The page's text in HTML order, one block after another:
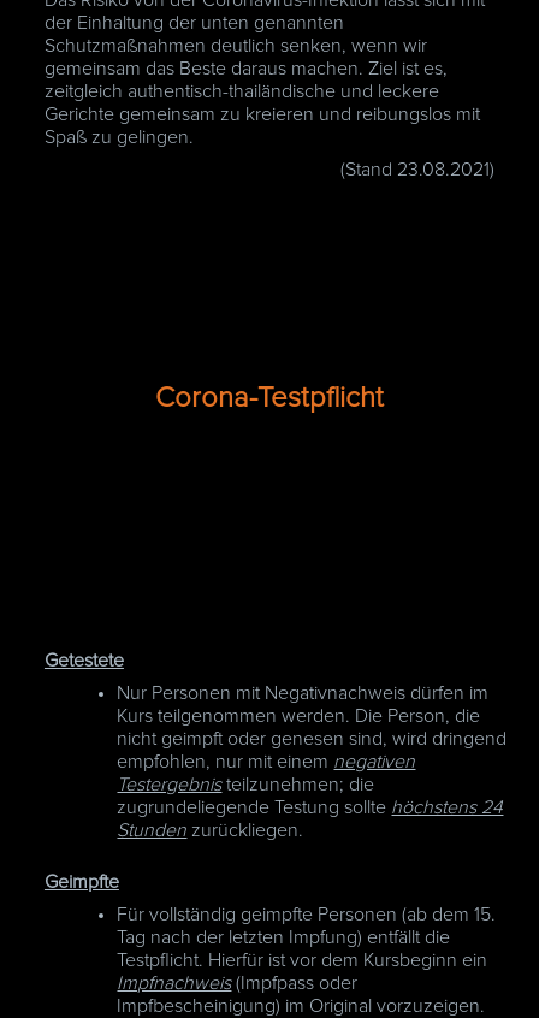
der Einhaltung der unten genannten
Schutzmaßnahmen deutlich senken, wenn wir
gemeinsam das Beste daraus machen. Ziel ist es,
zeitgleich authentisch-thailändische und leckere
Gerichte gemeinsam zu kreieren und reibungslos mit
Spaß zu gelingen.
(Stand 23.08.2021)
Corona-Testpflicht
Getestete
Nur Personen mit Negativnachweis dürfen im
Kurs teilgenommen werden. Die Person, die
nicht geimpft oder genesen sind, wird dringend
empfohlen, nur mit einem negativen
Testergebnisteilzunehmen; die
zugrundeliegende Testung sollte höchstens 24
Stunden zurückliegen.
Geimpfte
Für vollständig geimpfte Personen (ab dem 15.
Tag nach der letzten Impfung) entfällt die
Testpflicht. Hierfür ist vor dem Kursbeginn ein
Impfnachweis(Impfpass oder
Impfbescheinigung) im Original vorzuzeigen.